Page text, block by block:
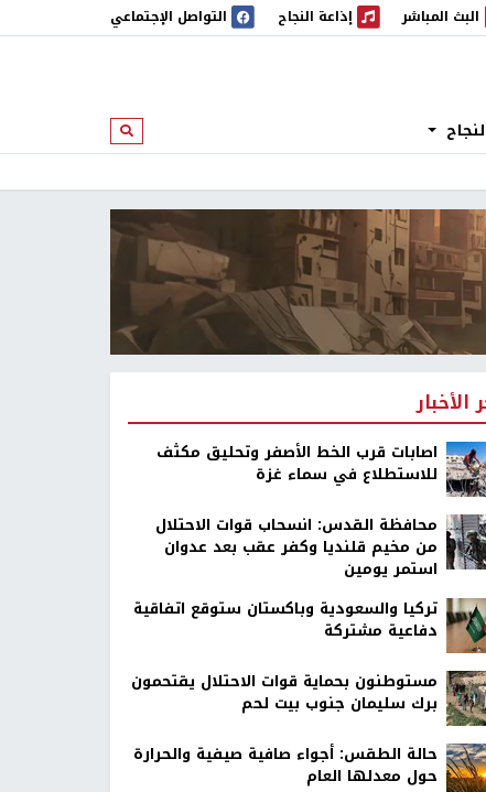
البث المباشر
المباشر إذاعة النجاح
إذاعة النجاح التواصل الإجتماعي
ابحث
الأخبار
اصابات قرب الخط الأصفر وتحليق مكثف
للاستطلاع في سماء غزة
محافظة القدس: انسحاب قوات الاحتلال
من مخيم قلنديا وكفر عقب بعد عدوان
استمر يومين
تركيا والسعودية وباكستان ستوقع اتفاقية
دفاعية مشتركة
مستوطنون بحماية قوات الاحتلال يقتحمون
برك سليمان جنوب بيت لحم
حالة الطقس: أجواء صافية صيفية والحرارة
حول معدلها العام